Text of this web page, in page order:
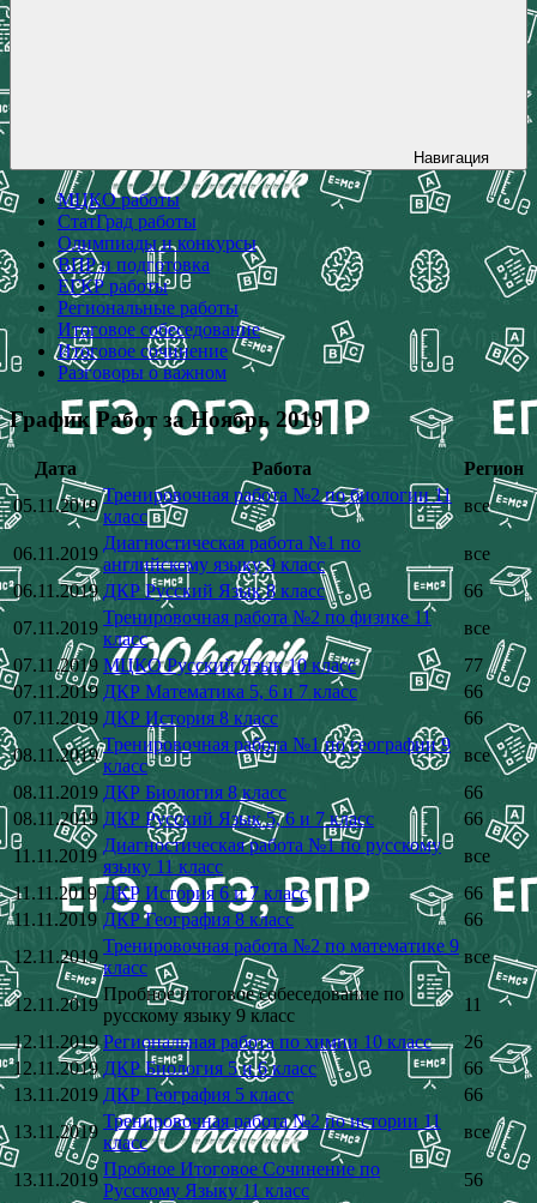
Навигация
МЦКО работы
СтатГрад работы
Олимпиады и конкурсы
ВПР и подготовка
ЕГКР работы
Региональные работы
Итоговое собеседование
Итоговое сочинение
Разговоры о важном
График Работ за Ноябрь 2019
Дата Работа
Регион
05.11.2019
Тренировочная работа №2 по биологии 11
класс
все
06.11.2019
Диагностическая работа №1 по
английскому языку 9 класс
все
06.11.2019 ДКР Русский Язык 8 класс
66
07.11.2019
Тренировочная работа №2 по физике 11
класс
все
07.11.2019 МЦКО Русский Язык 10 класс
77
07.11.2019 ДКР Математика 5, 6 и 7 класс
66
07.11.2019 ДКР История 8 класс
66
08.11.2019
Тренировочная работа №1 по географии 9
класс
все
08.11.2019 ДКР Биология 8 класс
66
08.11.2019 ДКР Русский Язык 5, 6 и 7 класс
66
11.11.2019
Диагностическая работа №1 по русскому
языку 11 класс
все
11.11.2019 ДКР История 6 и 7 класс
66
11.11.2019 ДКР География 8 класс
66
12.11.2019
Тренировочная работа №2 по математике 9
класс
все
12.11.2019
Пробное итоговое собеседование по
русскому языку 9 класс
11
12.11.2019 Региональная работа по химии 10 класс
26
12.11.2019 ДКР Биология 5 и 6 класс
66
13.11.2019 ДКР География 5 класс
66
13.11.2019
Тренировочная работа №2 по истории 11
класс
все
13.11.2019
Пробное Итоговое Сочинение по
Русскому Языку 11 класс
56